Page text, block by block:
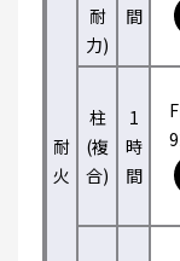
耐
火
耐
力)
間
柱
(複
合)
1
時
間